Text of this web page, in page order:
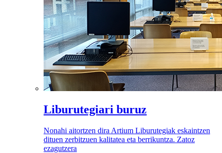
Liburutegiari buruz
Nonahi aitortzen dira Artium Liburutegiak eskaintzen
dituen zerbitzuen kalitatea eta berrikuntza. Zatoz
ezagutzera